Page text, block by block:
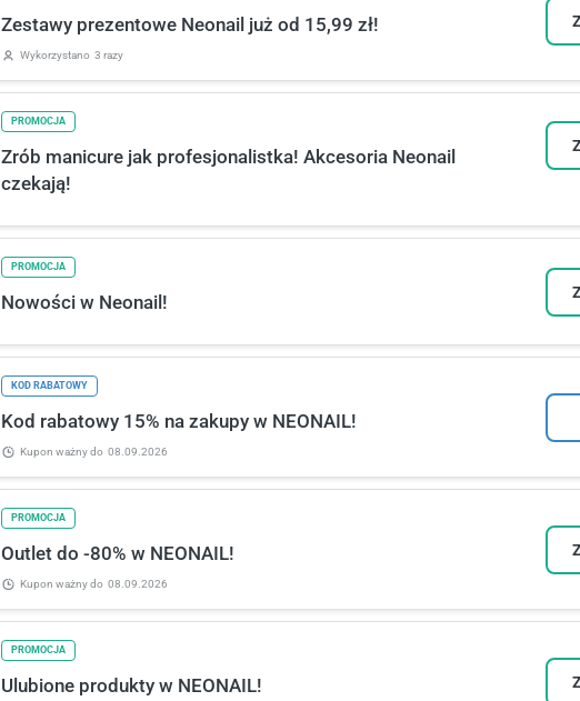
Zestawy prezentowe Neonail już od 15,99 zł!
Wykorzystano 3 razy
PROMOCJA
Zrób manicure jak profesjonalistka! Akcesoria Neonail
czekają!
PROMOCJA
Nowości w Neonail!
KOD RABATOWY
Kod rabatowy 15% na zakupy w NEONAIL!
Kupon ważnydo 08.09.2026
PROMOCJA
Outlet do -80% w NEONAIL!
Kupon ważnydo 08.09.2026
PROMOCJA
Ulubione produkty w NEONAIL!